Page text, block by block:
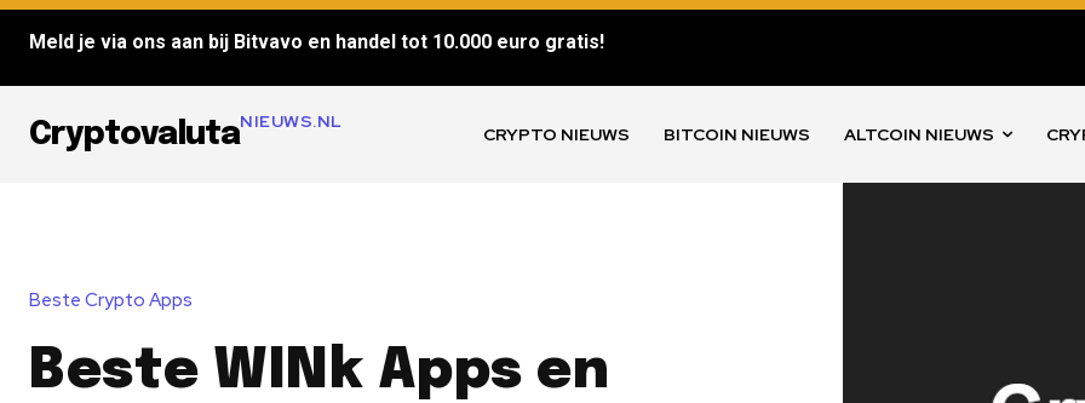
Meld je via ons aan bij Bitvavo en handel tot 10.000 euro gratis!
CryptovalutaNIEUWS.NL
CRYPTO NIEUWS BITCOIN NIEUWS ALTCOIN NIEUWS
Beste Crypto Apps
Beste WINk Apps en